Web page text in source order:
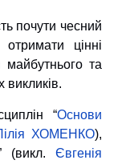
почути чесний
цінні
та
викликів.
“Основи
ХОМЕНКО),
(викл. Євгенія